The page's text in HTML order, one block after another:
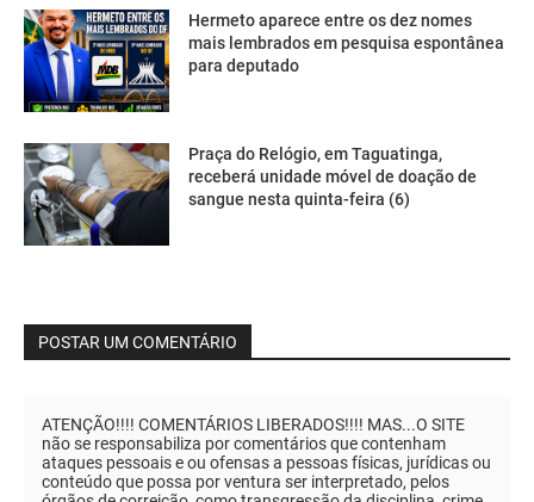
Hermeto aparece entre os dez nomes
mais lembrados em pesquisa espontânea
para deputado
Praça do Relógio, em Taguatinga,
receberá unidade móvel de doação de
sangue nesta quinta-feira (6)
POSTAR UM COMENTÁRIO
ATENÇÃO!!!! COMENTÁRIOS LIBERADOS!!!! MAS...O SITE
não se responsabiliza por comentários que contenham
ataques pessoais e ou ofensas a pessoas físicas, jurídicas ou
conteúdo que possa por ventura ser interpretado, pelos